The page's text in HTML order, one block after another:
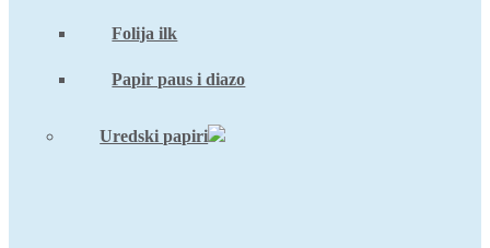
Folija ilk
Papir paus i diazo
Uredski papiri